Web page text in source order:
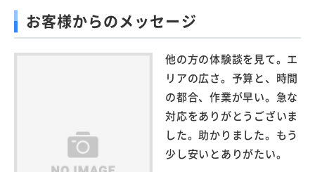
お客様からのメッセージ
他の方の体験談を見て。エ
リアの広さ。予算と、時間
の都合、作業が早い。急な
対応をありがとうございま
した。助かりました。もう
少し安いとありがたい。